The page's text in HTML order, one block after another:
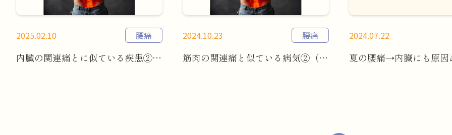
2025.02.10 腰痛
内臓の関連痛とに似ている疾患②（腸の不調と腰痛）
2024.10.23 腰痛
筋肉の関連痛と似ている病気②（腰痛）
2024.07.22
夏の腰痛→内臓にも原因